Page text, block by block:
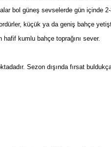
bol güneş sevselerde gün içinde
küçük ya da geniş bahçe
kumlu bahçe toprağını sever.
Sezon dışında fırsat